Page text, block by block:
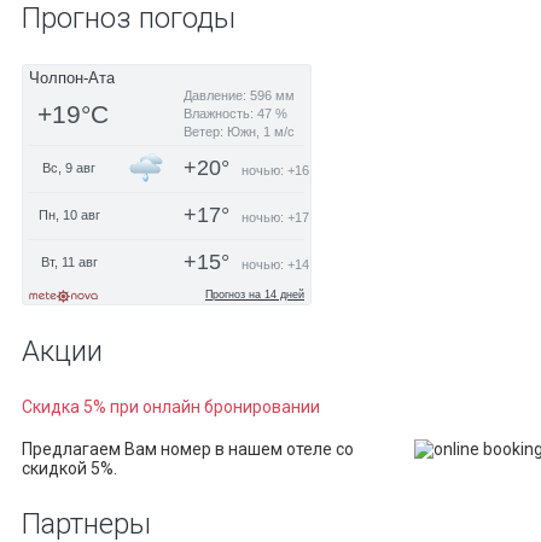
Прогноз погоды
Акции
Скидка 5% при онлайн бронировании
Предлагаем Вам номер в нашем отеле со
скидкой 5%.
Партнеры